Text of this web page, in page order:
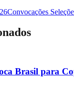
Convocações
Brasil para